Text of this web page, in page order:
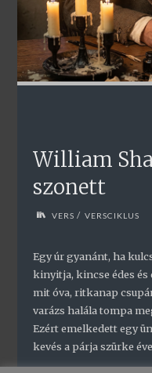
William
szonett
VERS / VERSCIKLUS
Egy úr gyanánt, ha
kinyitja, kincse édes és
mit óva, ritkanap
varázs halála tompa
Ezért emelkedett egy
kevés a párja szürke
…